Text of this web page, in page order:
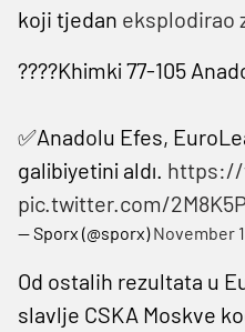
koji tjedan eksplodirao
????Khimki 77-105
✅Anadolu Efes,
galibiyetini aldı. https://
pic.twitter.com/
— Sporx (@sporx)November
Od ostalih rezultata u
slavlje CSKA Moskve